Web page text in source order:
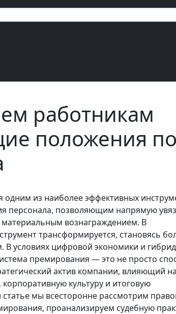
работникам
положения по
одним из наиболее эффективных
персонала, позволяющим напрямую
материальным вознаграждением. В
трансформируется, становясь
условиях цифровой экономики и
премирования — это не просто
актив компании, влияющий на
культуру и итоговую
мы всесторонне рассмотрим
проанализируем судебную